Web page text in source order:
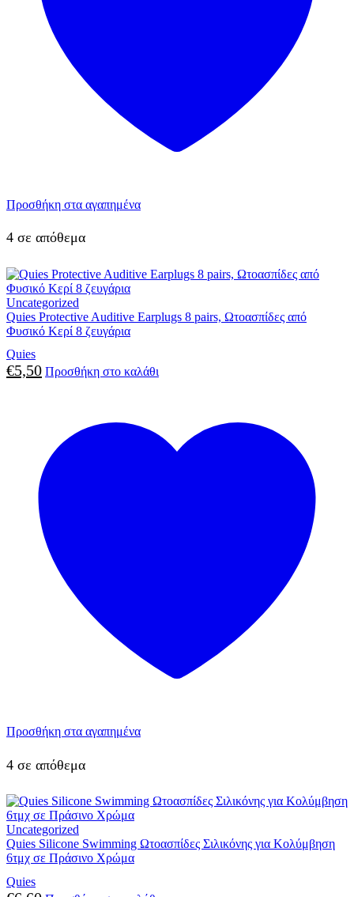
Προσθήκη στα αγαπημένα
4 σε απόθεμα
Uncategorized
Quies Protective Auditive Earplugs 8 pairs, Ωτοασπίδες από
Φυσικό Κερί 8 ζευγάρια
Quies
€5,50 Προσθήκη στο καλάθι
Προσθήκη στα αγαπημένα
4 σε απόθεμα
Uncategorized
Quies Silicone Swimming Ωτοασπίδες Σιλικόνης για Κολύμβηση
6τμχ σε Πράσινο Χρώμα
Quies